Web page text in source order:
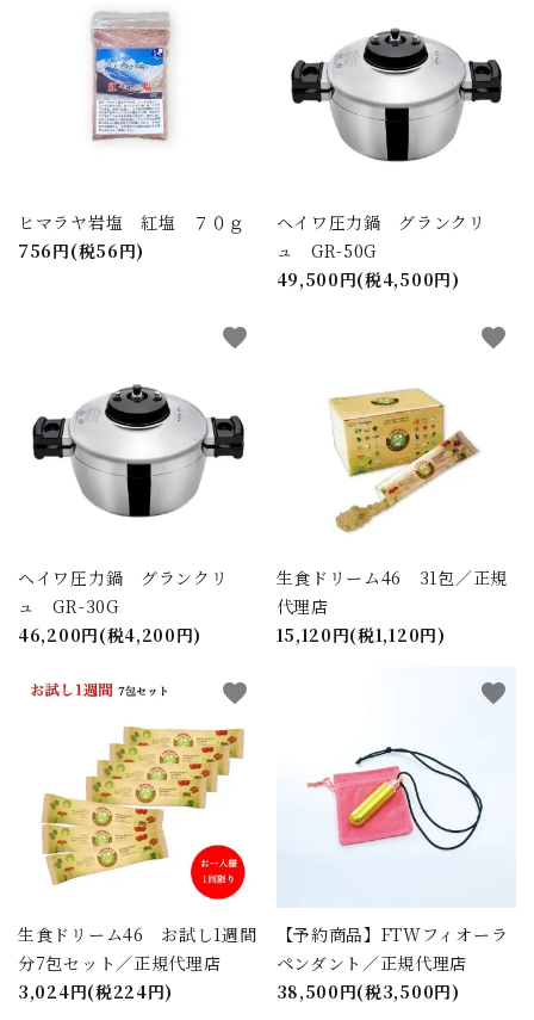
ヒマラヤ岩塩 紅塩 ７０ｇ
756円(税56円)
ヘイワ圧力鍋 グランクリ
ュ GR-50G
49,500円(税4,500円)
ヘイワ圧力鍋 グランクリ
ュ GR-30G
46,200円(税4,200円)
favorite
生食ドリーム46 31包／正規
代理店
15,120円(税1,120円)
favorite
生食ドリーム46 お試し1週間
分7包セット／正規代理店
3,024円(税224円)
favorite
【予約商品】FTWフィオーラ
ペンダント／正規代理店
38,500円(税3,500円)
favorite
カテゴリー